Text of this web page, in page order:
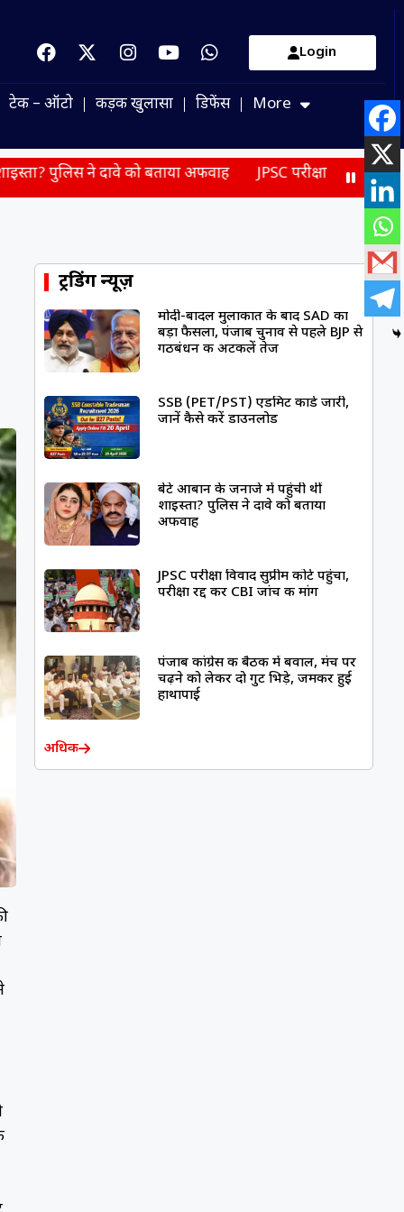
Login
टेक – ऑटो कड़क खुलासा डिफेंस More
को बताया अफवाह JPSC परीक्षा विवाद सुप्रीम कोर्ट पहुंचा,
ट्रेंडिंग न्यूज़
मोदी-बादल मुलाकात के बाद SAD का
बड़ा फैसला, पंजाब चुनाव से पहले BJP से
गठबंधन की अटकलें तेज
SSB (PET/PST) एडमिट कार्ड जारी,
जानें कैसे करें डाउनलोड
बेटे आबान के जनाजे में पहुंची थीं
शाइस्ता? पुलिस ने दावे को बताया
अफवाह
JPSC परीक्षा विवाद सुप्रीम कोर्ट पहुंचा,
परीक्षा रद्द कर CBI जांच की मांग
पंजाब कांग्रेस की बैठक में बवाल, मंच पर
चढ़ने को लेकर दो गुट भिड़े, जमकर हुई
हाथापाई
अधिक